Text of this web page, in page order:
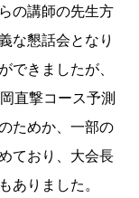
の講師の先生方
な懇話会となり
できましたが、
直撃コース予測
ためか、一部の
ており、大会長
ありました。